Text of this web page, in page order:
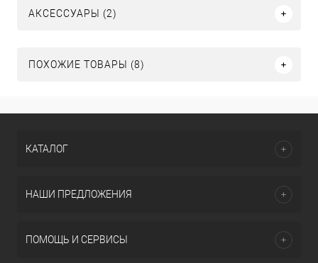
АКСЕССУАРЫ (2)
ПОХОЖИЕ ТОВАРЫ (8)
КАТАЛОГ
НАШИ ПРЕДЛОЖЕНИЯ
ПОМОЩЬ И СЕРВИСЫ